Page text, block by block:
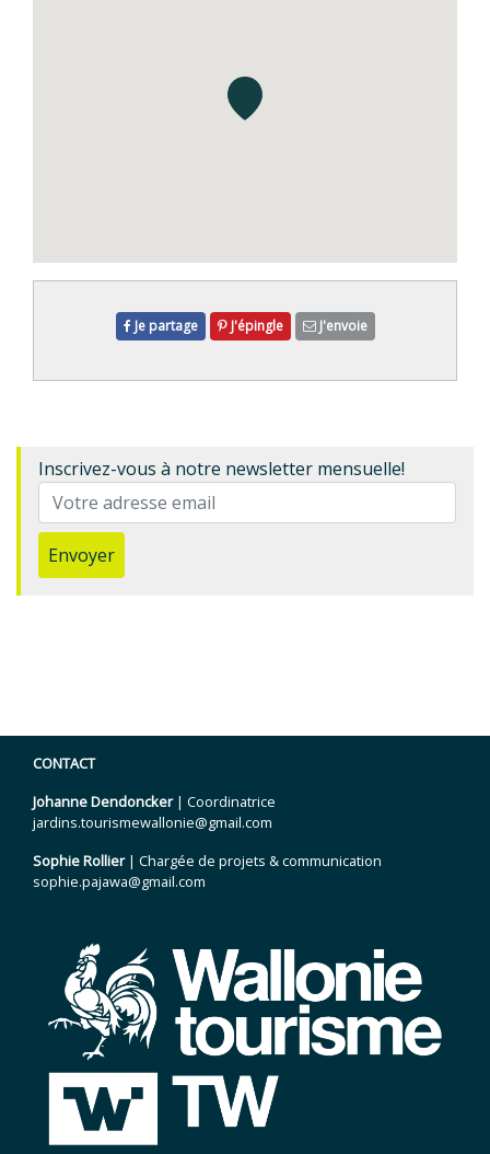
Je partage J'épingle J'envoie
Inscrivez-vous à notre newsletter mensuelle!
Envoyer
CONTACT
Johanne Dendoncker| Coordinatrice
jardins.tourismewallonie@gmail.com
Sophie Rollier| Chargée de projets & communication
sophie.pajawa@gmail.com